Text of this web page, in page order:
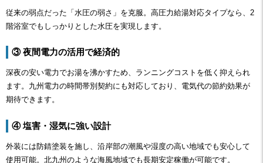
従来の弱点だった「水圧の弱さ」を克服。高圧力給湯対応タイプなら、2
階浴室でもしっかりとした水圧を実現します。
③ 夜間電力の活用で経済的
深夜の安い電力でお湯を沸かすため、ランニングコストを低く抑えられ
ます。九州電力の時間帯別契約にも対応しており、電気代の節約効果が
期待できます。
④ 塩害・湿気に強い設計
外装には防錆塗装を施し、沿岸部の潮風や湿度の高い地域でも安心して
使用可能。北九州のような海風地域でも長期安定稼働が可能です。